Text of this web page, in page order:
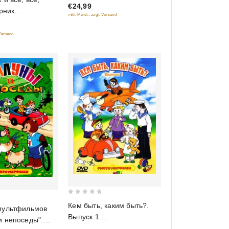
Шедевры
5
€24,99
inkl. Mwst., zzgl. Versand
непоседы".
of
Кем быть, каким быть?.
Выпуск 1.